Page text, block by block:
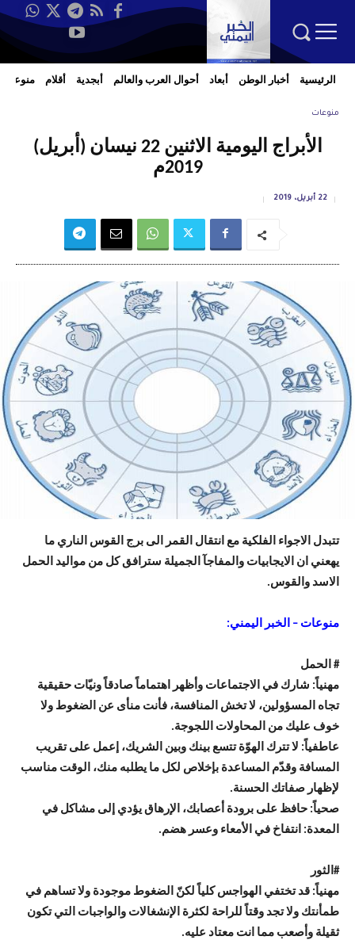
الرئيسية أخبار الوطن أبعاد أحوال العرب والعالم أبجدية أقلام منوعات
منوعات
الأبراج اليومية الاثنين 22 نيسان (أبريل)
2019م
22 أبريل، 2019
تتبدل الاجواء الفلكية مع انتقال القمر الى برج القوس الناري ما
يهعني ان الايجابيات والمفاجآ الجميلة سترافق كل من مواليد الحمل
الاسد والقوس.
منوعات – الخبر اليمني:
# الحمل
مهنياً: شارك في الاجتماعات وأظهر اهتماماً صادقاً ونيّات حقيقية
تجاه المسؤولين، لا تخش المنافسة، فأنت منأى عن الضغوط ولا
خوف عليك من المحاولات اللجوجة.
عاطفياً: لا تترك الهوّة تتسع بينك وبين الشريك، إعمل على تقريب
المسافة وقدّم المساعدة بإخلاص لكل ما يطلبه منك، الوقت مناسب
لإظهار صفاتك الحسنة.
صحياً: حافظ على برودة أعصابك، الإرهاق يؤدي إلى مشاكل في
المعدة: انتفاخ في الأمعاء وعسر هضم.
#الثور
مهنياً: قد تختفي الهواجس كلياً لكنّ الضغوط موجودة ولا تساهم في
طمأنتك ولا تجد وقتاً للراحة لكثرة الإنشغالات والواجبات التي تكون
ثقيلة وأصعب مما انت معتاد عليه.